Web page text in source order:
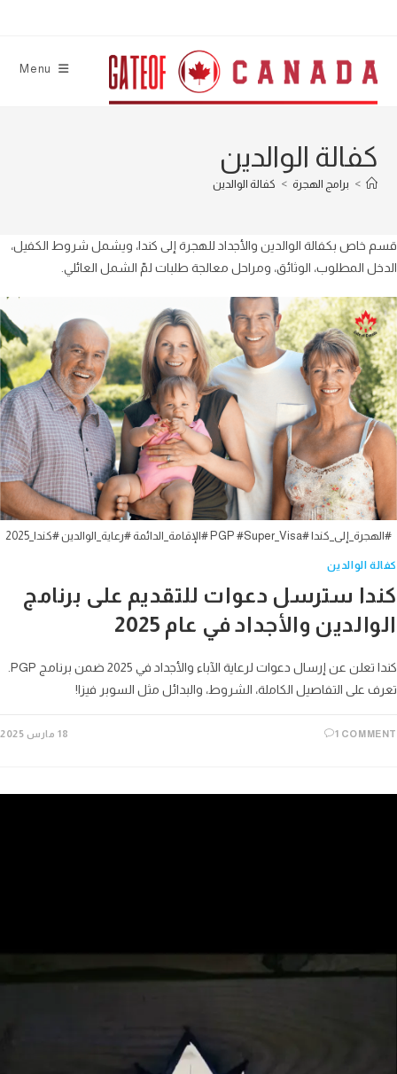
Menu
كفالة الوالدين
> برامج الهجرة > كفالة الوالدين
قسم خاص بكفالة الوالدين والأجداد للهجرة إلى كندا، ويشمل شروط الكفيل،
الدخل المطلوب، الوثائق، ومراحل معالجة طلبات لمّ الشمل العائلي.
#الهجرة_إلى_كندا #PGP #Super_Visa #الإقامة_الدائمة #رعاية_الوالدين #كندا_2025
كفالة الوالدين
كندا سترسل دعوات للتقديم على برنامج
الوالدين والأجداد في عام 2025
كندا تعلن عن إرسال دعوات لرعاية الآباء والأجداد في 2025 ضمن برنامج PGP.
تعرف على التفاصيل الكاملة، الشروط، والبدائل مثل السوبر فيزا!
1 COMMENT 18 مارس 2025